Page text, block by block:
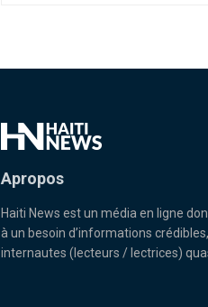
Apropos
Haiti News est un média en ligne
à un besoin d’informations
internautes (lecteurs / lectrices)